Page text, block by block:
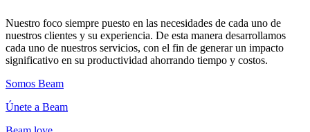
Nuestro foco siempre puesto en las necesidades de cada uno de
nuestros clientes y su experiencia. De esta manera desarrollamos
cada uno de nuestros servicios, con el fin de generar un impacto
significativo en su productividad ahorrando tiempo y costos.
Somos Beam
Únete a Beam